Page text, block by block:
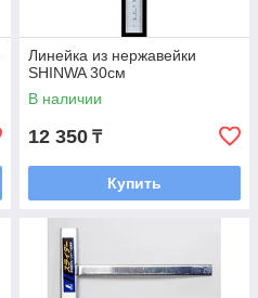
Линейка из нержавейки
SHINWA 30см
В наличии
12 350 ₸
Купить